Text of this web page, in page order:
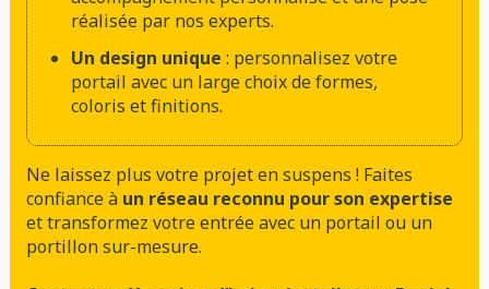
réalisée par nos experts.
Un design unique : personnalisez votre
portail avec un large choix de formes,
coloris et finitions.
Ne laissez plus votre projet en suspens ! Faites
confiance à un réseau reconnu pour son expertise
et transformez votre entrée avec un portail ou un
portillon sur-mesure.